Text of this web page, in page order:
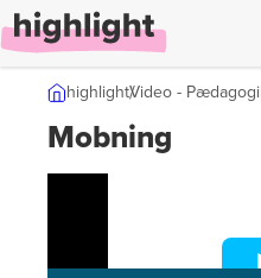
highlightVideo -
Mobning